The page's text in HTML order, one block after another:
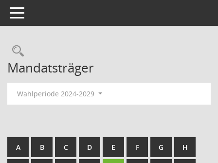
Toggle navigation
Rechercheauswahl
Mandatsträger
Wahlperiode 2024-2029
A B C D E F G H